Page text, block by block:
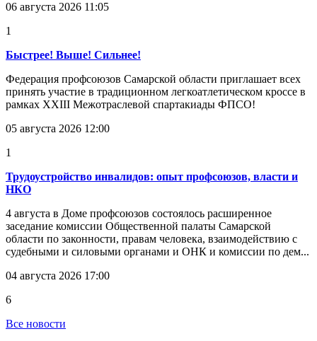
06 августа 2026 11:05
1
Быстрее! Выше! Сильнее!
Федерация профсоюзов Самарской области приглашает всех
принять участие в традиционном легкоатлетическом кроссе в
рамках XXIII Межотраслевой спартакиады ФПСО!
05 августа 2026 12:00
1
Трудоустройство инвалидов: опыт профсоюзов, власти и
НКО
4 августа в Доме профсоюзов состоялось расширенное
заседание комиссии Общественной палаты Самарской
области по законности, правам человека, взаимодействию с
судебными и силовыми органами и ОНК и комиссии по дем...
04 августа 2026 17:00
6
Все новости